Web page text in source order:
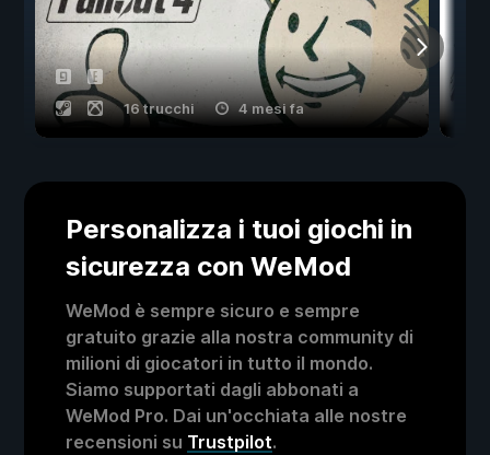
16 trucchi 4 mesi fa
Personalizza i tuoi giochi in
sicurezza con WeMod
WeMod è sempre sicuro e sempre
gratuito grazie alla nostra community di
milioni di giocatori in tutto il mondo.
Siamo supportati dagli abbonati a
WeMod Pro. Dai un'occhiata alle nostre
recensioni su Trustpilot.